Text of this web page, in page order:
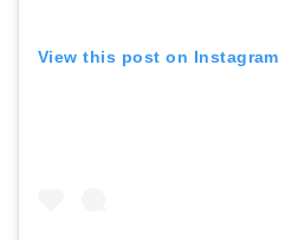
View this post on Instagram